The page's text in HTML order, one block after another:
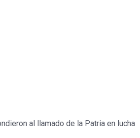
al llamado de la Patria en lucha